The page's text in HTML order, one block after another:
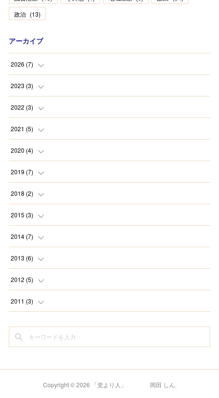
政治 (13)
アーカイブ
2026 (7)
( )
( )
(
2023 (3)
( )
( )
2022 (3)
( )
( )
(
2021 (5)
( )
( )
(
(
2020 (4)
( )
( )
(
(
2019 (7)
( )
( )
(
(
2018 (2)
( )
( )
2015 (3)
( )
( )
2014 (7)
( )
( )
(
(1)
2013 (6)
( )
( )
(3
2012 (5)
( )
(
2011 (3)
(
Copyright ©2026 「党より人」 岡田 しん.